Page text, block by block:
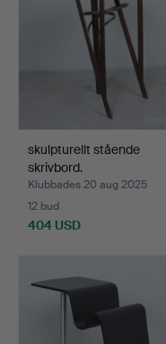
skulpturellt stående
skrivbord.
Klubbades 20 aug 2025
12 bud
404 USD